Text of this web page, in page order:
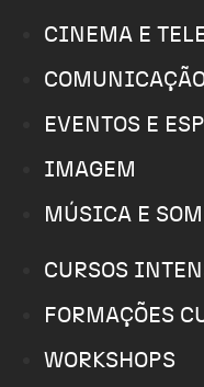
CINEMA E
EVENTOS E
IMAGEM
MÚSICA E SOM
CURSOS
FORMAÇÕES
WORKSHOPS